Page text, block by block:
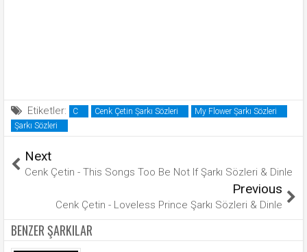
Etiketler: C Cenk Çetin Şarkı Sözleri
My Flower Şarkı Sözleri
Şarkı Sözleri
Next
Cenk Çetin - This Songs Too Be Not If Şarkı Sözleri & Dinle
Previous
Cenk Çetin - Loveless Prince Şarkı Sözleri & Dinle
BENZER ŞARKILAR